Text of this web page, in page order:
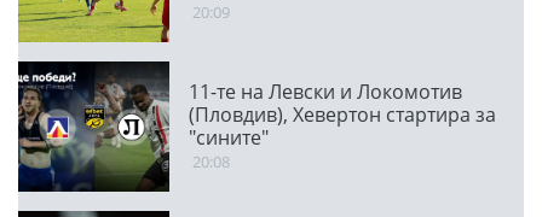
20:09
11-те на Левски и Локомотив
(Пловдив), Хевертон стартира за
"сините"
20:08